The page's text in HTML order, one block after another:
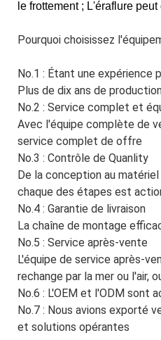
le frottement ; L'éraflure
Pourquoi choisissez
No.1 : Étant une
Plus de dix ans de
No.2 : Service complet et
Avec l'équipe complète de
service complet de offre
No.3 : Contrôle de Quanlity
De la conception au
chaque des étapes est
No.4 : Garantie de livraison
La chaîne de montage
No.5 : Service après-vente
L'équipe de service après-
rechange par la mer ou l'air,
No.6 : L'OEM et l'ODM sont
No.7 : Nous avions exporté
et solutions opérantes